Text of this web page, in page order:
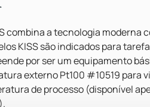
combina a tecnologia moderna
KISS são indicados para
por ser um equipamento
externo Pt100 #10519 para
de processo (disponível